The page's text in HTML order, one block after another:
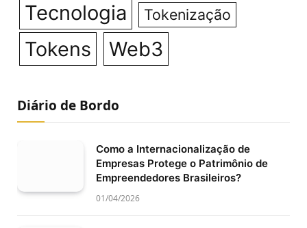
Tecnologia Tokenização
Tokens Web3
Diário de Bordo
Como a Internacionalização de
Empresas Protege o Patrimônio de
Empreendedores Brasileiros?
01/04/2026